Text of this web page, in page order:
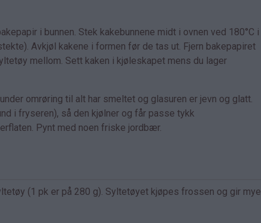
i bunnen. Stek kakebunnene midt i ovnen ved 180°C i
Avkjøl kakene i formen før de tas ut. Fjern bakepapiret
mellom. Sett kaken i kjøleskapet mens du lager
omrøring til alt har smeltet og glasuren er jevn og glatt.
i fryseren), så den kjølner og får passe tykk
Pynt med noen friske jordbær.
(1 pk er på 280 g). Syltetøyet kjøpes frossen og gir mye